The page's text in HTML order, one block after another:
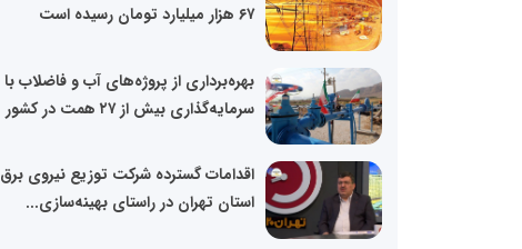
۶۷ هزار میلیارد تومان رسیده است
بهره‌برداری از پروژه‌های آب و فاضلاب با
سرمایه‌گذاری بیش از ۲۷ همت در کشور
اقدامات گسترده شرکت توزیع نیروی برق
استان تهران در راستای بهینه‌سازی...